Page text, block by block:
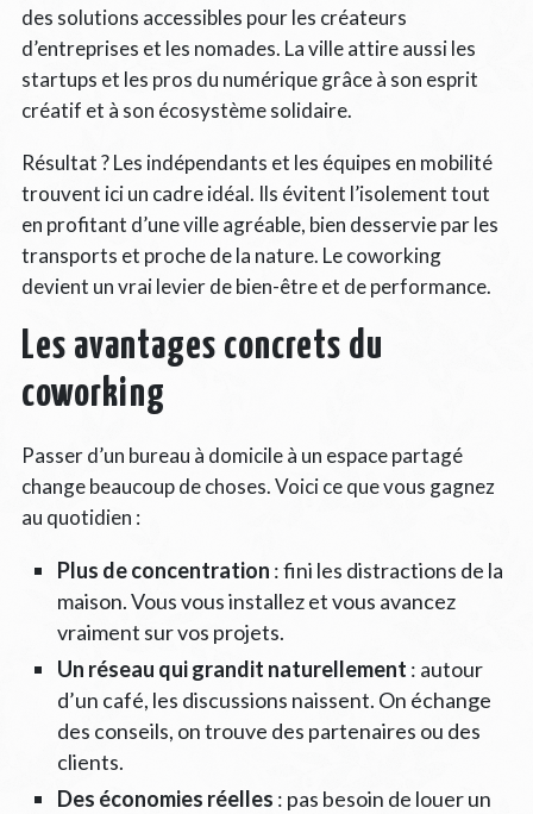
des solutions accessibles pour les créateurs
d’entreprises et les nomades. La ville attire aussi les
startups et les pros du numérique grâce à son esprit
créatif et à son écosystème solidaire.
Résultat ? Les indépendants et les équipes en mobilité
trouvent ici un cadre idéal. Ils évitent l’isolement tout
en profitant d’une ville agréable, bien desservie par les
transports et proche de la nature. Le coworking
devient un vrai levier de bien-être et de performance.
Les avantages concrets du
coworking
Passer d’un bureau à domicile à un espace partagé
change beaucoup de choses. Voici ce que vous gagnez
au quotidien :
Plus de concentration : fini les distractions de la
maison. Vous vous installez et vous avancez
vraiment sur vos projets.
Un réseau qui grandit naturellement : autour
d’un café, les discussions naissent. On échange
des conseils, on trouve des partenaires ou des
clients.
Des économies réelles : pas besoin de louer un